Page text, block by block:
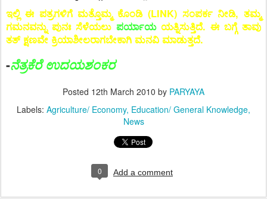
ಇಲ್ಲಿ ಈ ಪತ್ರಗಳಿಗೆ ಮತ್ತೊಮ್ಮ ಕೊಂಡಿ (LINK) ಸಂಪರ್ಕ ನೀಡಿ, ತಮ್ಮ
ಗಮನವನ್ನು ಪುನಃ ಸೆಳೆಯಲು ಪರ್ಯಾಯ ಯತ್ನಿಸುತ್ತಿದೆ. ಈ ಬಗ್ಗೆ ತಾವು
ತತ್ ಕ್ಷಣವೇ ಕ್ರಿಯಾಶೀಲರಾಗಬೇಕಾಗಿ ಮನವಿ ಮಾಡುತ್ತದೆ.
-ನೆತ್ರಕೆರೆ ಉದಯಶಂಕರ
Posted 12th March 2010 by PARYAYA
Labels: Agriculture/ Economy Education/ General Knowledge
News
0 Add a comment